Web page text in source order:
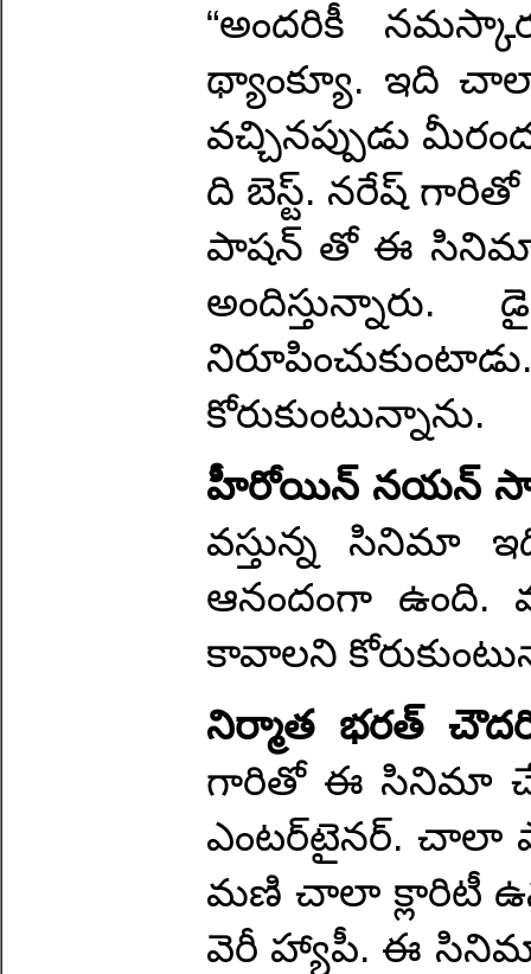
“అందరికీ
థ్యాంక్యూ. ఇది
వచ్చినప్పుడు
ది బెస్ట్. నరేష్
పాషన్ తో ఈ సినిమా
కోరుకుంటున్నాను.
హీరోయిన్ నయన్
వస్తున్న
ఆనందంగా ఉంది.
కావాలని
నిర్మాత భరత్
గారితో ఈ సినిమా
ఎంటర్‌టైనర్. చాలా
మణి చాలా క్లారిటీ
వెరీ హ్యాపీ. ఈ